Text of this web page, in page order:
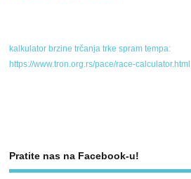
kalkulator brzine trčanja trke spram tempa:
https://www.tron.org.rs/pace/race-calculator.html
Pratite nas na Facebook-u!